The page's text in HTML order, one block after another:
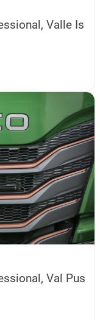
Valle Is
Val Pus